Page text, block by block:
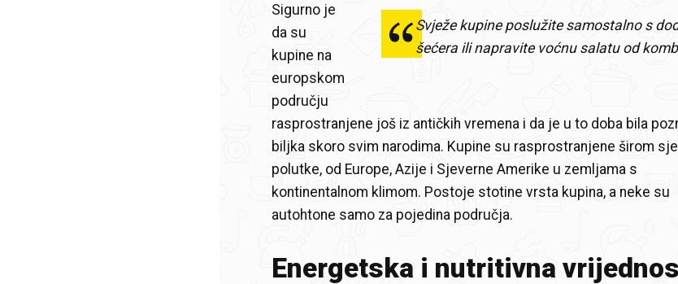
Svježe kupine poslužite samostalno s
šećera ili napravite voćnu salatu od
Sigurno je
da su
kupine na
europskom
području
rasprostranjene još iz antičkih vremena i da je u to doba bila
biljka skoro svim narodima. Kupine su rasprostranjene širom
polutke, od Europe, Azije i Sjeverne Amerike u zemljama s
kontinentalnom klimom. Postoje stotine vrsta kupina, a neke su
autohtone samo za pojedina područja.
Energetska i nutritivna